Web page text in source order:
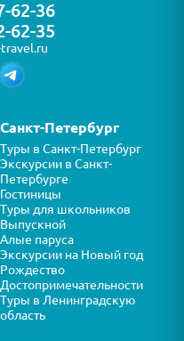
62-36
62-35
Санкт-Петербург
Туры в Санкт-Петербург
Экскурсии в Санкт-
Петербурге
Гостиницы
Туры для школьников
Выпускной
Алые паруса
Экскурсии на Новый год
Рождество
Достопримечательности
Туры в Ленинградскую
область